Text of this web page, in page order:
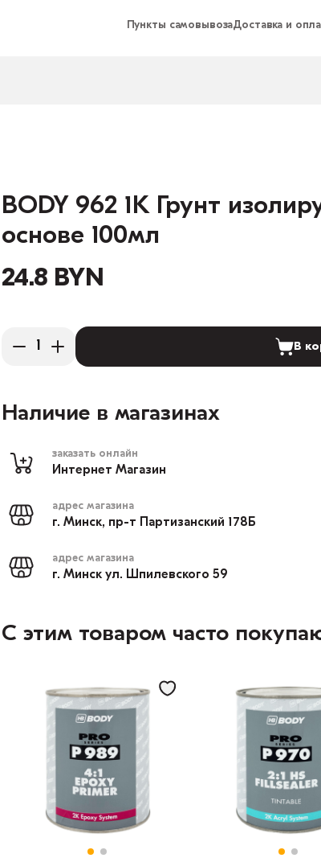
Пункты самовывозаДоставка и
BODY 962 1K Грунт
основе 100мл
24.8 BYN
В
Наличие в магазинах
заказать онлайн
Интернет Магазин
адрес магазина
г. Минск, пр-т Партизанский 178Б
адрес магазина
г. Минск ул. Шпилевского 59
С этим товаром часто